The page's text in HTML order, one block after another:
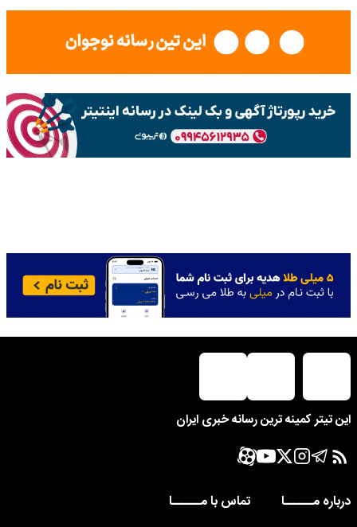
این تیتر کمینه ترین رسانه خبری ایران
درباره مــــــا
تماس با مــــــا